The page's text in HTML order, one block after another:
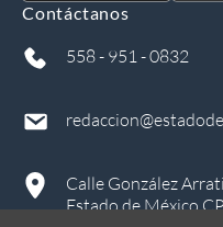
Contáctanos
558 - 951 - 0832
Calle González
Estado de México